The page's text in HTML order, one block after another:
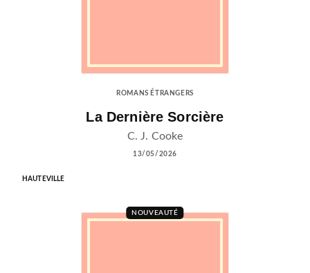
ROMANS ÉTRANGERS
La Dernière Sorcière
C. J. Cooke
13/05/2026
HAUTEVILLE
NOUVEAUTÉ